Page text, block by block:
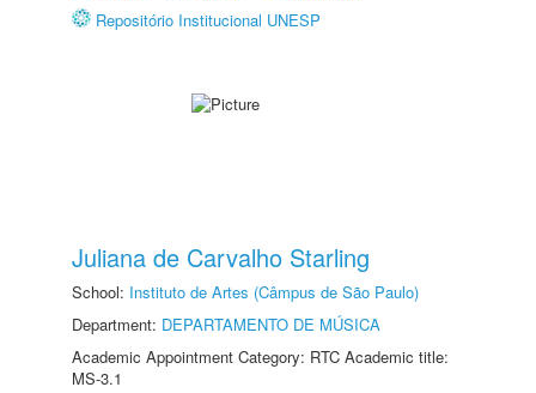
Repositório Institucional UNESP
Juliana de Carvalho Starling
School: Instituto de Artes (Câmpus de São Paulo)
Department: DEPARTAMENTO DE MÚSICA
Academic Appointment Category: RTC Academic title:
MS-3.1